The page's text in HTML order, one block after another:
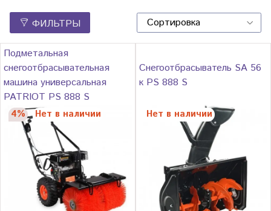
ФИЛЬТРЫ
Подметальная
снегоотбрасывательная
машина универсальная
PATRIOT PS 888 S
4% Нет в наличии
Снегоотбрасыватель SA 56
к PS 888 S
Нет в наличии